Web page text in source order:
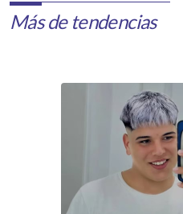
Más de tendencias